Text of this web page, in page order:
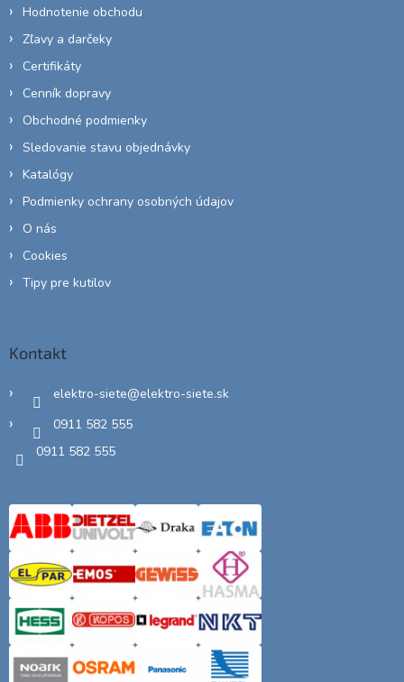
Hodnotenie obchodu
Zľavy a darčeky
Certifikáty
Cenník dopravy
Obchodné podmienky
Sledovanie stavu objednávky
Katalógy
Podmienky ochrany osobných údajov
O nás
Cookies
Tipy pre kutilov
Kontakt
elektro-siete@elektro-siete.sk
0911 582 555
0911 582 555